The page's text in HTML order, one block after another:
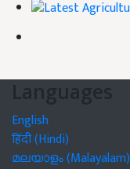
Languages
English
हिंदी (Hindi)
മലയാളം (Malayalam)